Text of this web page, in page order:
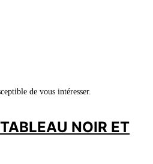
de vous intéresser.
NOIR ET